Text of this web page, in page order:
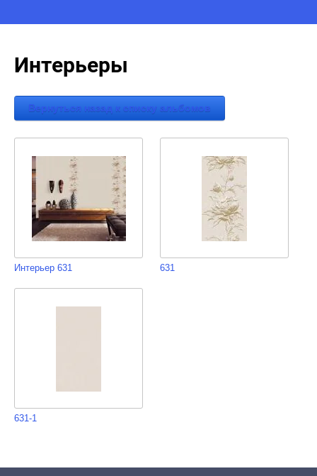
Интерьеры
Вернуться назад к списку альбомов
Интерьер 631 631
631-1